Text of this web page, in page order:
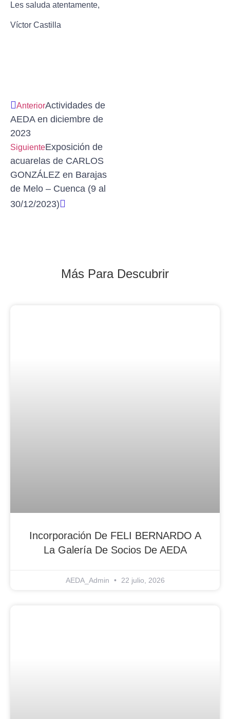
Les saluda atentamente,
Víctor Castilla
AnteriorActividades de
AEDA en diciembre de
2023
SiguienteExposición de
acuarelas de CARLOS
GONZÁLEZ en Barajas
de Melo – Cuenca (9 al
30/12/2023)
Más Para Descubrir
Incorporación De FELI BERNARDO A
La Galería De Socios De AEDA
AEDA_Admin 22 julio, 2026